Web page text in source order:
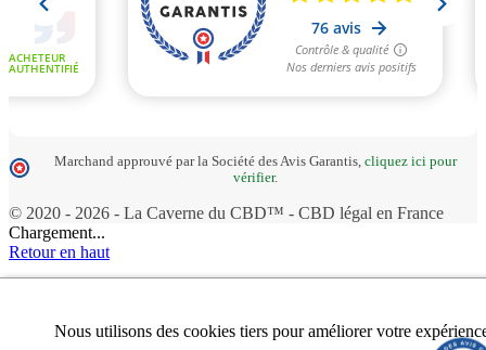
Marchand approuvé par la Société des Avis Garantis, cliquez ici pour
vérifier.
© 2020 - 2026 - La Caverne du CBD™ - CBD légal en France
Chargement...
Nous utilisons des cookies tiers pour améliorer votre
Retour en haut